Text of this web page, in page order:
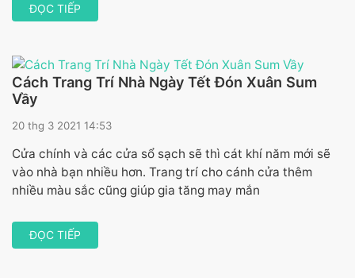
ĐỌC TIẾP
Cách Trang Trí Nhà Ngày Tết Đón Xuân Sum
Vầy
20 thg 3 2021 14:53
Cửa chính và các cửa sổ sạch sẽ thì cát khí năm mới sẽ
vào nhà bạn nhiều hơn. Trang trí cho cánh cửa thêm
nhiều màu sắc cũng giúp gia tăng may mắn
ĐỌC TIẾP